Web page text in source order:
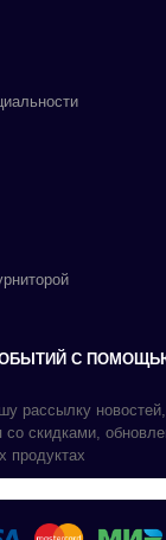
С
рассылку
со скидками,
продуктах